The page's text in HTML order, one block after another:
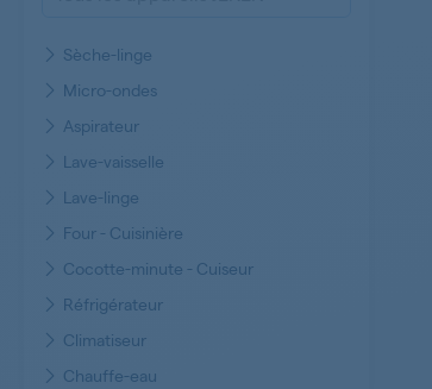
sel Lave-vaisselle
Sèche-linge
Micro-ondes
Aspirateur
Lave-vaisselle
Lave-linge
Four - Cuisinière
Cocotte-minute - Cuiseur
Réfrigérateur
Climatiseur
Chauffe-eau